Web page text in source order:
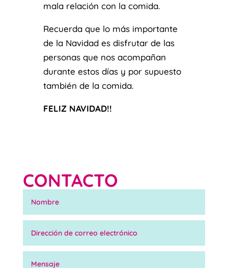
mala relación con la comida.
Recuerda que lo más importante
de la Navidad es disfrutar de las
personas que nos acompañan
durante estos días y por supuesto
también de la comida.
FELIZ NAVIDAD!!
CONTACTO